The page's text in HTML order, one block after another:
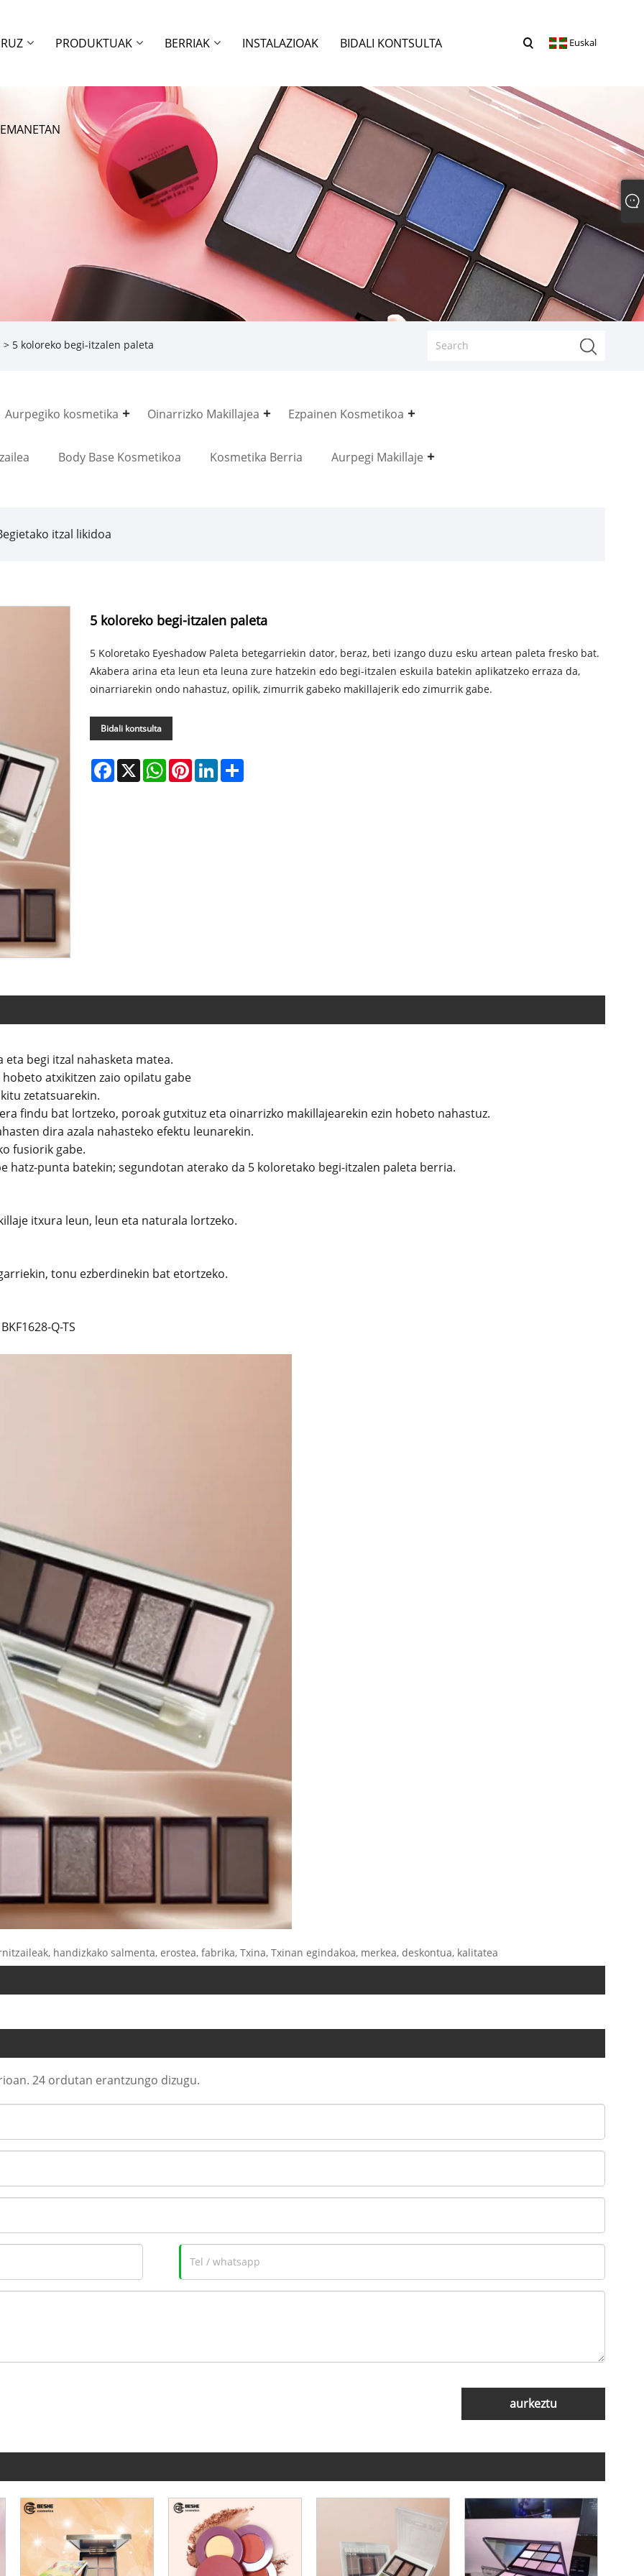
PRODUKTUAK BERRIAK INSTALAZIOAK BIDALI KONTSULTA Euskal
> 5 koloreko begi-itzalen paleta
Aurpegiko kosmetika Oinarrizko Makillajea Ezpainen Kosmetikoa
Body Base Kosmetikoa Kosmetika Berria Aurpegi Makillaje
itzal likidoa
5 koloreko begi-itzalen paleta
5 Koloretako Eyeshadow Paleta betegarriekin dator, beraz, beti izango duzu esku artean paleta fresko bat.
Akabera arina eta leun eta leuna zure hatzekin edo begi-itzalen eskuila batekin aplikatzeko erraza da,
oinarriarekin ondo nahastuz, opilik, zimurrik gabeko makillajerik edo zimurrik gabe.
Bidali kontsulta
Facebook
X WhatsApp
PinterestLinkedIn
begi itzal nahasketa matea.
atxikitzen zaio opilatu gabe
zetatsuarekin.
findu bat lortzeko, poroak gutxituz eta oinarrizko makillajearekin ezin hobeto nahastuz.
dira azala nahasteko efektu leunarekin.
fusiorik gabe.
hatz-punta batekin; segundotan aterako da 5 koloretako begi-itzalen paleta berria.
itxura leun, leun eta naturala lortzeko.
tonu ezberdinekin bat etortzeko.
Q-TS
handizkako salmenta, erostea, fabrika, Txina, Txinan egindakoa, merkea, deskontua, kalitatea
24 ordutan erantzungo dizugu.
aurkeztu